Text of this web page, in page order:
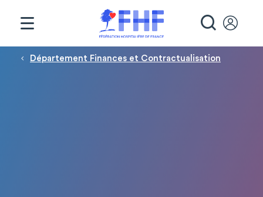
Fil d'Ariane
Département Finances et Contractualisation
Panneau de gestion des cookies